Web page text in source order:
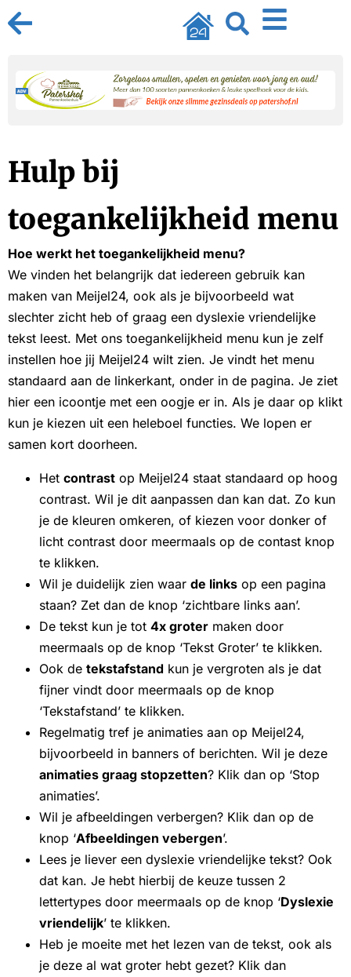
Hulp bij
toegankelijkheid menu
Hoe werkt het toegankelijkheid menu?
We vinden het belangrijk dat iedereen gebruik kan
maken van Meijel24, ook als je bijvoorbeeld wat
slechter zicht heb of graag een dyslexie vriendelijke
tekst leest. Met ons toegankelijkheid menu kun je zelf
instellen hoe jij Meijel24 wilt zien. Je vindt het menu
standaard aan de linkerkant, onder in de pagina. Je ziet
hier een icoontje met een oogje er in. Als je daar op klikt
kun je kiezen uit een heleboel functies. We lopen er
samen kort doorheen.
Het contrast op Meijel24 staat standaard op hoog
contrast. Wil je dit aanpassen dan kan dat. Zo kun
je de kleuren omkeren, of kiezen voor donker of
licht contrast door meermaals op de contast knop
te klikken.
Wil je duidelijk zien waar de links op een pagina
staan? Zet dan de knop ‘zichtbare links aan’.
De tekst kun je tot 4x groter maken door
meermaals op de knop ‘Tekst Groter’ te klikken.
Ook de tekstafstand kun je vergroten als je dat
fijner vindt door meermaals op de knop
‘Tekstafstand’ te klikken.
Regelmatig tref je animaties aan op Meijel24,
bijvoorbeeld in banners of berichten. Wil je deze
animaties graag stopzetten? Klik dan op ‘Stop
animaties’.
Wil je afbeeldingen verbergen? Klik dan op de
knop ‘Afbeeldingen vebergen’.
Lees je liever een dyslexie vriendelijke tekst? Ook
dat kan. Je hebt hierbij de keuze tussen 2
lettertypes door meermaals op de knop ‘Dyslexie
vriendelijk’ te klikken.
Heb je moeite met het lezen van de tekst, ook als
je deze al wat groter hebt gezet? Klik dan